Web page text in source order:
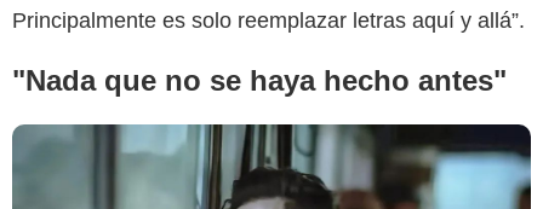
Principalmente es solo reemplazar letras aquí y allá”.
"Nada que no se haya hecho antes"